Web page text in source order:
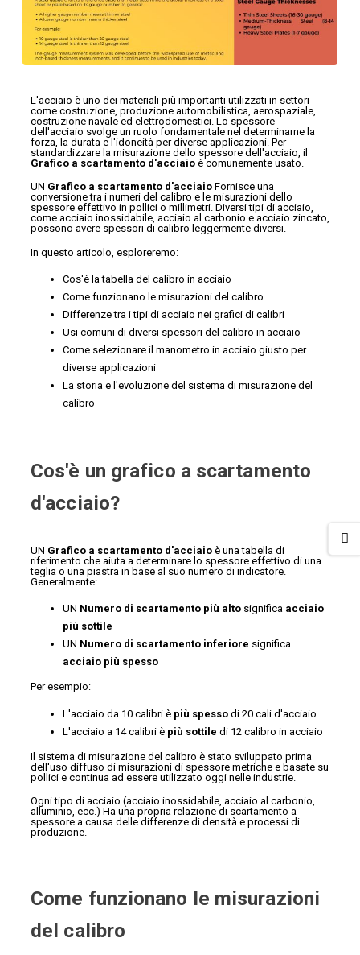
L'acciaio è uno dei materiali più importanti utilizzati in settori
come costruzione, produzione automobilistica, aerospaziale,
costruzione navale ed elettrodomestici. Lo spessore
dell'acciaio svolge un ruolo fondamentale nel determinarne la
forza, la durata e l'idoneità per diverse applicazioni. Per
standardizzare la misurazione dello spessore dell'acciaio, il
Grafico a scartamento d'acciaio è comunemente usato.
UN Grafico a scartamento d'acciaio Fornisce una
conversione tra i numeri del calibro e le misurazioni dello
spessore effettivo in pollici o millimetri. Diversi tipi di acciaio,
come acciaio inossidabile, acciaio al carbonio e acciaio zincato,
possono avere spessori di calibro leggermente diversi.
In questo articolo, esploreremo:
Cos'è la tabella del calibro in acciaio
Come funzionano le misurazioni del calibro
Differenze tra i tipi di acciaio nei grafici di calibri
Usi comuni di diversi spessori del calibro in acciaio
Come selezionare il manometro in acciaio giusto per
diverse applicazioni
La storia e l'evoluzione del sistema di misurazione del
calibro
Cos'è un grafico a scartamento
d'acciaio?
UN Grafico a scartamento d'acciaio è una tabella di
riferimento che aiuta a determinare lo spessore effettivo di una
teglia o una piastra in base al suo numero di indicatore.
Generalmente:
UN Numero di scartamento più alto significa acciaio
più sottile
UN Numero di scartamento inferiore significa
acciaio più spesso
Per esempio:
L'acciaio da 10 calibri è più spesso di 20 cali d'acciaio
L'acciaio a 14 calibri è più sottile di 12 calibro in acciaio
Il sistema di misurazione del calibro è stato sviluppato prima
dell'uso diffuso di misurazioni di spessore metriche e basate su
pollici e continua ad essere utilizzato oggi nelle industrie.
Ogni tipo di acciaio (acciaio inossidabile, acciaio al carbonio,
alluminio, ecc.) Ha una propria relazione di scartamento a
spessore a causa delle differenze di densità e processi di
produzione.
Come funzionano le misurazioni
del calibro